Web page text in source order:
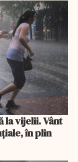
la vijelii. Vânt
în plin